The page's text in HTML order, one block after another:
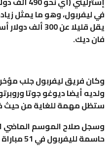
في ليفربول، وهو ما يمثل
يقل قليلا عن 300
فان ديك.
وكان فريق ليفربول جلب
ولديه أيضا ديوغو جوتا
ستظل مهمة للغاية من حيث
حاسمة لليفربول في 51 مباراة بجميع المسابقات.